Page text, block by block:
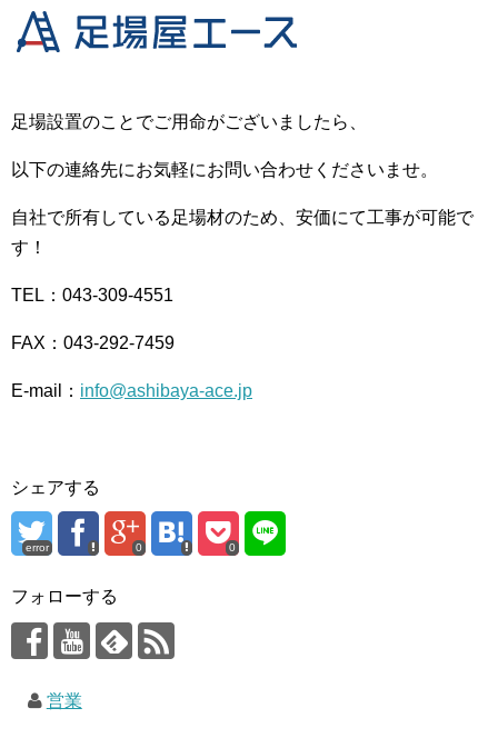
足場設置のことでご用命がございましたら、
以下の連絡先にお気軽にお問い合わせくださいませ。
自社で所有している足場材のため、安価にて工事が可能で
す！
TEL：043-309-4551
FAX：043-292-7459
E-mail： info@ashibaya-ace.jp
シェアする
error 0 0
フォローする
営業